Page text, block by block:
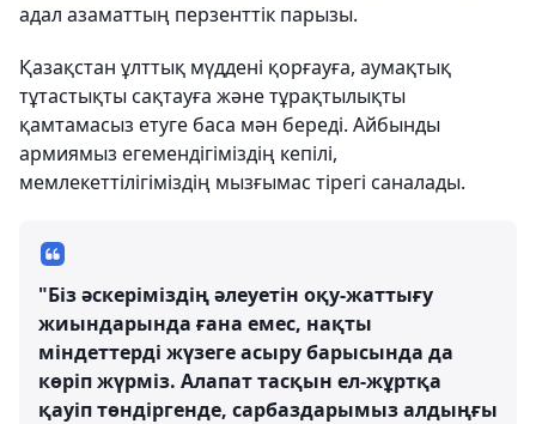
адал азаматтың перзенттік парызы.
Қазақстан ұлттық мүддені қорғауға, аумақтық
тұтастықты сақтауға және тұрақтылықты
қамтамасыз етуге баса мән береді. Айбынды
армиямыз егемендігіміздің кепілі,
мемлекеттілігіміздің мызғымас тірегі саналады.
"Біз әскеріміздің әлеуетін оқу-жаттығу
жиындарында ғана емес, нақты
міндеттерді жүзеге асыру барысында да
көріп жүрміз. Алапат тасқын ел-жұртқа
қауіп төндіргенде, сарбаздарымыз алдыңғы